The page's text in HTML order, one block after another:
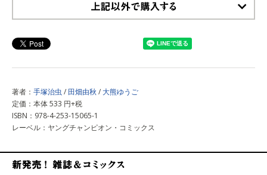
著者： 手塚治虫 / 田畑由秋 / 大熊ゆうご
定価：本体 533 円+税
ISBN：978-4-253-15065-1
レーベル：ヤングチャンピオン・コミックス